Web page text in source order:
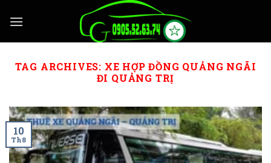
TAG ARCHIVES: XE HỢP ĐỒNG QUẢNG NGÃI
ĐI QUẢNG TRỊ
10
Th8